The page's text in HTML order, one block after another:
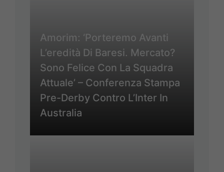
Amorim: ‘Porteremo Avanti
L’eredità Di Baresi. Mercato?
Sono Felice Con La Squadra
Attuale’ – Conferenza Stampa
Pre-Derby Contro L’Inter In
Australia